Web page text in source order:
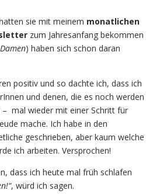
sie mit meinem monatlichen
zum Jahresanfang bekommen
) haben sich schon daran
positiv und so dachte ich, dass ich
und denen, die es noch werden
– mal wieder mit einer Schritt für
mache. Ich habe in den
geschrieben, aber kaum welche
ich arbeiten. Versprochen!
dass ich heute mal früh schlafen
, würd ich sagen.